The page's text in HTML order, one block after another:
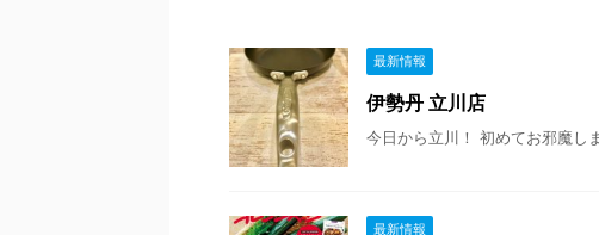
最新情報
伊勢丹 立川店
今日から立川！ 初めてお邪魔し
最新情報